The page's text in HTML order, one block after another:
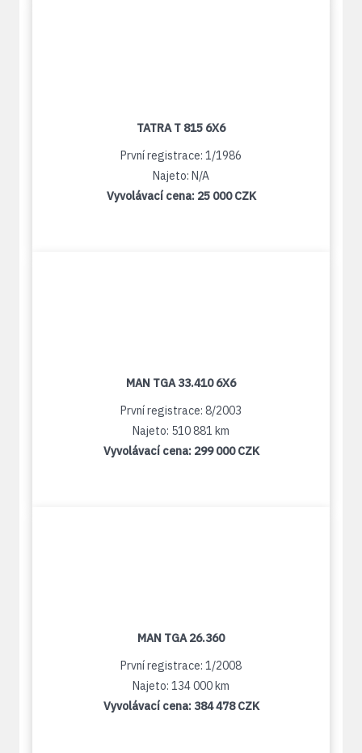
TATRA T 815 6X6
První registrace: 1/1986
Najeto: N/A
Vyvolávací cena: 25 000 CZK
MAN TGA 33.410 6X6
První registrace: 8/2003
Najeto: 510 881 km
Vyvolávací cena: 299 000 CZK
MAN TGA 26.360
První registrace: 1/2008
Najeto: 134 000 km
Vyvolávací cena: 384 478 CZK